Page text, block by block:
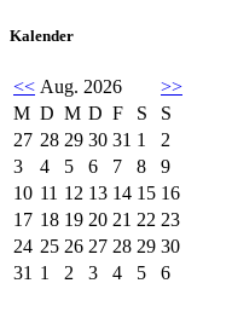
Kalender
<< Aug. 2026
>>
M D M D F S
S
27 28 29 30 31 1
2
3
4 5 6 7 8
9
10 11 12 13 14 15 16
17 18 19 20 21 22 23
24 25 26 27 28 29 30
31 1 2 3 4 5 6